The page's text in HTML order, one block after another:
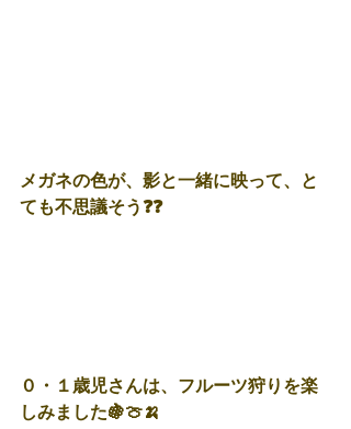
メガネの色が、影と一緒に映って、と
ても不思議そう❓❓
０・１歳児さんは、フルーツ狩りを楽
しみました🍇🍈🍌